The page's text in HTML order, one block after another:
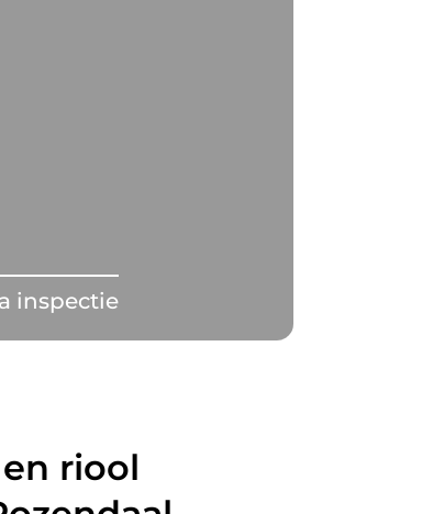
inspectie
riool